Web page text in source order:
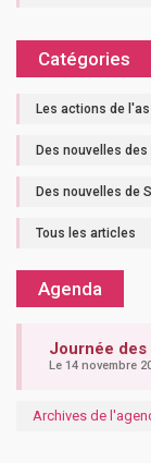
Catégories
Les actions de
Des nouvelles
Des nouvelles de
Tous les articles
Agenda
Journée des
Le 14 novembre
Archives de